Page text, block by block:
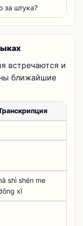
за штука?
встречаются и
ближайшие
shì shén me
xī